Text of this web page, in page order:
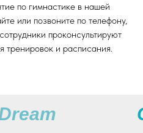
по гимнастике в нашей
или позвоните по телефону,
проконсультируют
тренировок и расписания.